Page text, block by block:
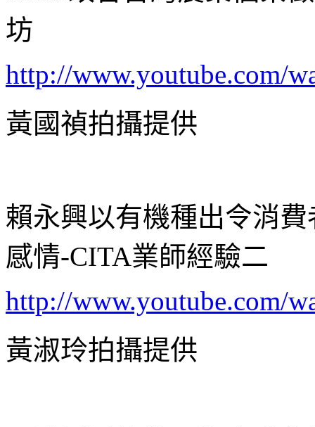
坊
http://www.youtube.com/
黃國禎拍攝提供
賴永興以有機種出令消
感情-CITA業師經驗二
http://www.youtube.com/
黃淑玲拍攝提供